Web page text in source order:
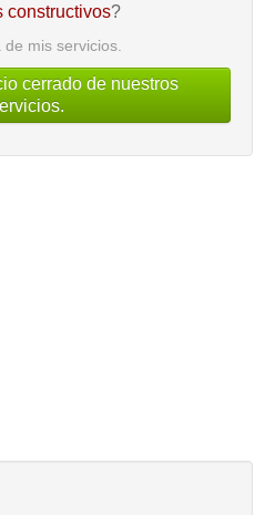
constructivos?
mis servicios.
cerrado de nuestros